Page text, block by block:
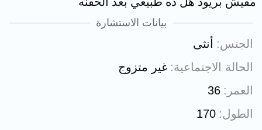
بيانات الاستشارة
الجنس
أنثى
الحالة الاجتماعية غير متزوج
العمر
36
الطول 170